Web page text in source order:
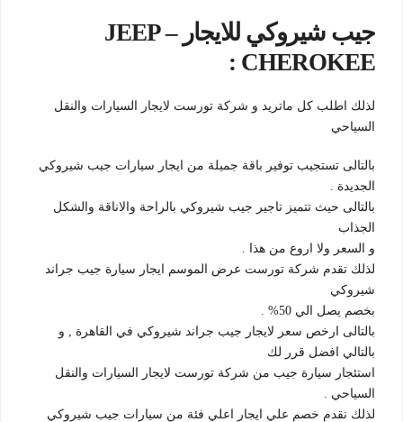
جيب شيروكي للايجار – JEEP
CHEROKEE :
لذلك اطلب كل ماتريد و شركة تورست لايجار السيارات والنقل
السياحي
بالتالى تستجيب توفير باقة جميلة من ايجار سيارات جيب شيروكي
الجديدة .
بالتالى حيث تتميز تاجير جيب شيروكي بالراحة والاناقة والشكل
الجذاب
و السعر ولا اروع من هذا .
لذلك تقدم شركة تورست عرض الموسم ايجار سيارة جيب جراند
شيروكي
بخصم يصل الي 50% .
بالتالى ارخص سعر لايجار جيب جراند شيروكي في القاهرة , و
بالتالي افضل قرر لك
استئجار سيارة جيب من شركة تورست لايجار السيارات والنقل
السياحي .
لذلك نقدم خصم علي ايجار اعلي فئة من سيارات جيب شيروكي